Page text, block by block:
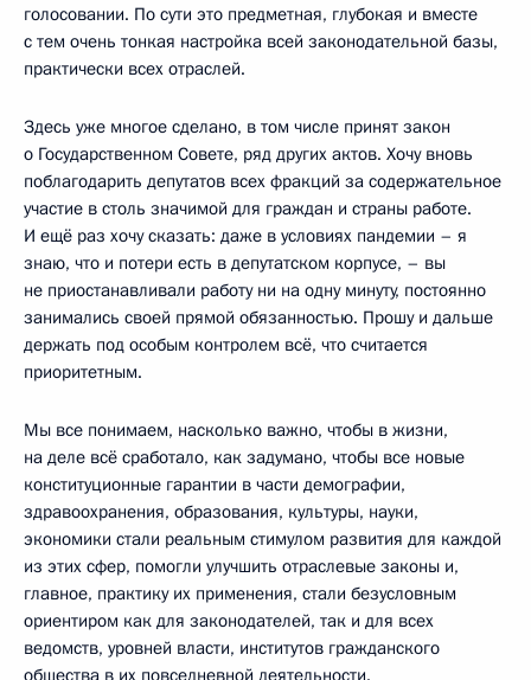
голосовании. По сути это предметная, глубокая и вместе
с тем очень тонкая настройка всей законодательной базы,
практически всех отраслей.
Здесь уже многое сделано, в том числе принят закон
о Государственном Совете, ряд других актов. Хочу вновь
поблагодарить депутатов всех фракций за содержательное
участие в столь значимой для граждан и страны работе.
И ещё раз хочу сказать: даже в условиях пандемии – я
знаю, что и потери есть в депутатском корпусе, – вы
не приостанавливали работу ни на одну минуту, постоянно
занимались своей прямой обязанностью. Прошу и дальше
держать под особым контролем всё, что считается
приоритетным.
Мы все понимаем, насколько важно, чтобы в жизни,
на деле всё сработало, как задумано, чтобы все новые
конституционные гарантии в части демографии,
здравоохранения, образования, культуры, науки,
экономики стали реальным стимулом развития для каждой
из этих сфер, помогли улучшить отраслевые законы и,
главное, практику их применения, стали безусловным
ориентиром как для законодателей, так и для всех
ведомств, уровней власти, институтов гражданского
общества в их повседневной деятельности.